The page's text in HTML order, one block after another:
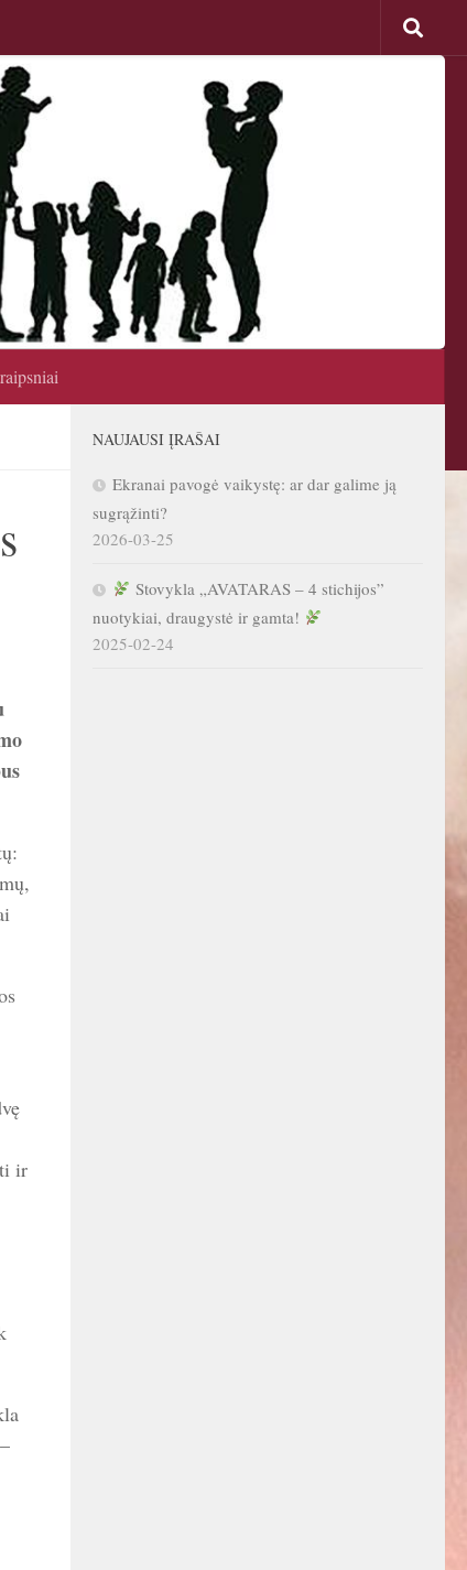
ir
NAUJAUSI ĮRAŠAI
Ekranai pavogė vaikystę: ar dar galime ją
sugrąžinti?
2026-03-25
Stovykla „AVATARAS – 4 stichijos”
nuotykiai, draugystė ir gamta!
2025-02-24